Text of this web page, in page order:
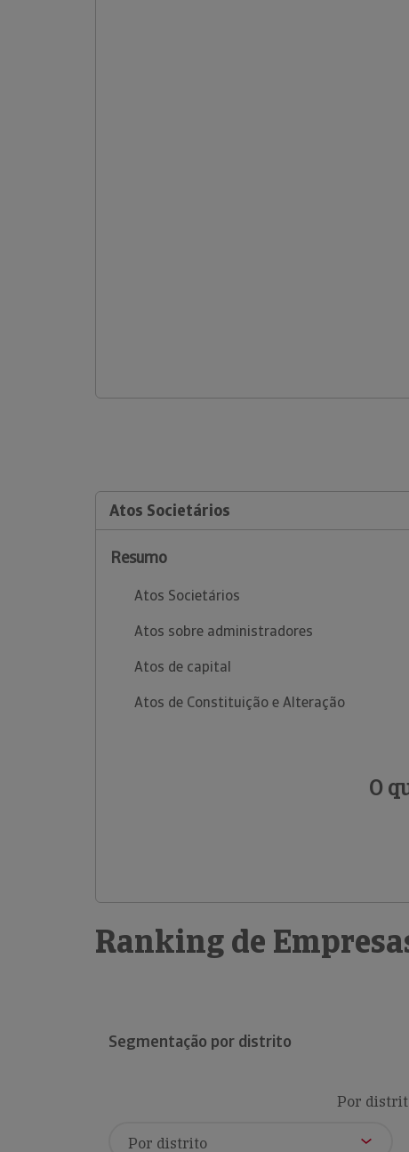
Atos Societários
Resumo
Atos Societários
Atos sobre administradores
Atos de capital
Atos de Constituição e Alteração
O
Ranking de
Segmentação por distrito
Por